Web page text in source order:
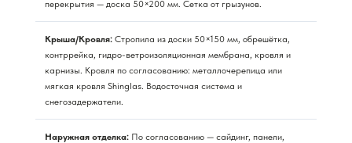
перекрытия — доска 50×200 мм. Сетка от грызунов.
Крыша/Кровля: Стропила из доски 50×150 мм, обрешётка,
контррейка, гидро-ветроизоляционная мембрана, кровля и
карнизы. Кровля по согласованию: металлочерепица или
мягкая кровля Shinglas. Водосточная система и
снегозадержатели.
Наружная отделка: По согласованию — сайдинг, панели,